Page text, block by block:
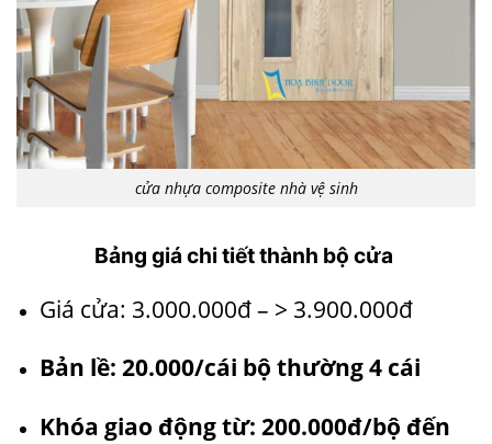
cửa nhựa composite nhà vệ sinh
Bảng giá chi tiết thành bộ cửa
Giá cửa: 3.000.000đ – > 3.900.000đ
Bản lề: 20.000/cái bộ thường 4 cái
Khóa giao động từ: 200.000đ/bộ đến